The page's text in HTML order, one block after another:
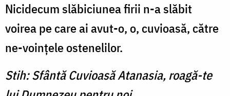
Nicidecum slăbiciunea firii n-a slăbit
voirea pe care ai avut-o, o, cuvioasă, către
ne-voinţele ostenelilor.
Stih: Sfântă Cuvioasă Atanasia, roagă-te